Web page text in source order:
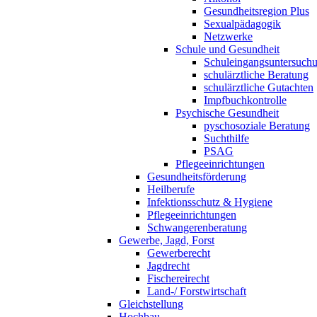
Gesundheitsregion Plus
Sexualpädagogik
Netzwerke
Schule und Gesundheit
schulärztliche Beratung
schulärztliche Gutachten
Impfbuchkontrolle
Psychische Gesundheit
pyschosoziale Beratung
Suchthilfe
PSAG
Pflegeeinrichtungen
Gesundheitsförderung
Heilberufe
Infektionsschutz & Hygiene
Pflegeeinrichtungen
Schwangerenberatung
Gewerbe, Jagd, Forst
Gewerberecht
Jagdrecht
Fischereirecht
Land-/ Forstwirtschaft
Gleichstellung